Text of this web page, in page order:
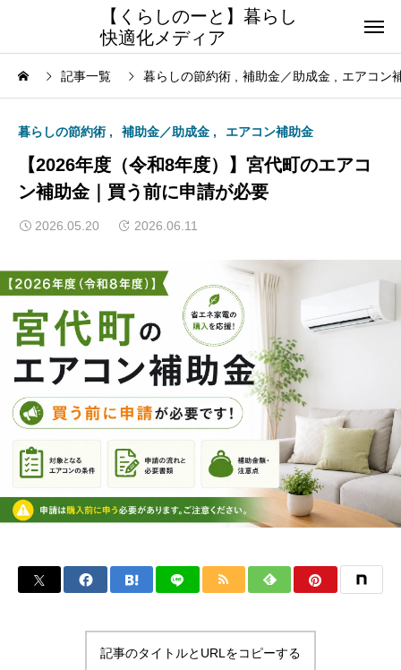
【くらしのーと】暮らし
快適化メディア
記事一覧 暮らしの節約術 補助金／助成金 エアコン
暮らしの節約術 補助金／助成金 エアコン補助金
【2026年度（令和8年度）】宮代町のエアコ
ン補助金｜買う前に申請が必要
2026.05.20 2026.06.11
記事のタイトルとURLをコピーする